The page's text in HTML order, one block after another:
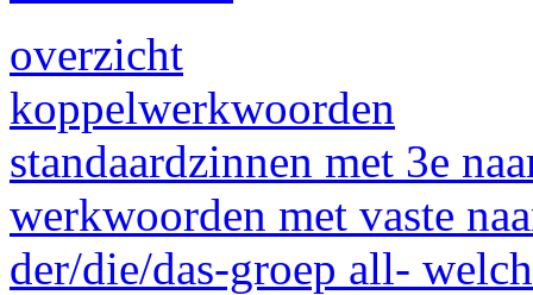
overzicht
koppelwerkwoorden
standaardzinnen met 3e
werkwoorden met vaste
der/die/das-groep all-